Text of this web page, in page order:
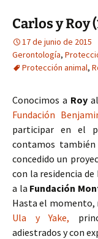
Carlos y Roy
17 de junio de 2015
Gerontología,
Protección animal,
Conocimos a Roy
Fundación
participar en el
contamos
concedido un
con la residencia
a la Fundación
Hasta el momento,
Ula y Yake,
adiestrados y con